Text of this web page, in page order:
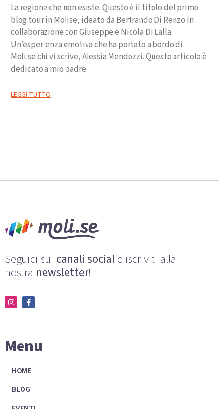
La regione che non esiste. Questo è il titolo del primo
blog tour in Molise, ideato da Bertrando Di Renzo in
collaborazione con Giuseppe e Nicola Di Lalla.
Un’esperienza emotiva che ha portato a bordo di
Moli.se chi vi scrive, Alessia Mendozzi. Questo articolo è
dedicato a mio padre.
LEGGI TUTTO
Seguici sui canali social e iscriviti alla
nostra newsletter!
Menu
HOME
BLOG